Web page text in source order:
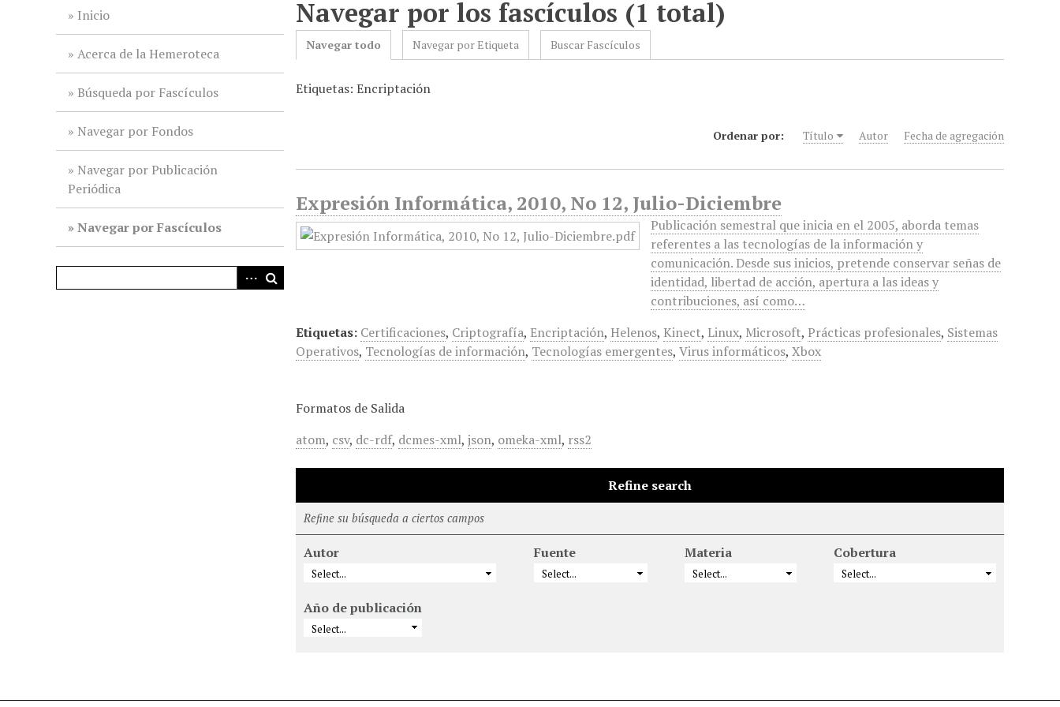
Inicio
Acerca de la Hemeroteca
Búsqueda por Fascículos
Navegar por Fondos
Navegar por Publicación
Periódica
Navegar por Fascículos
Navegar por los fascículos (1 total)
Navegar todo Navegar por Etiqueta Buscar Fascículos
Etiquetas: Encriptación
Ordenar por: Título Autor Fecha de agregación
Expresión Informática, 2010, No 12, Julio-Diciembre
Publicación semestral que inicia en el 2005, aborda temas
referentes a las tecnologías de la información y
comunicación. Desde sus inicios, pretende conservar señas de
identidad, libertad de acción, apertura a las ideas y
contribuciones, así como…
Etiquetas: Certificaciones, Criptografía, Encriptación, Helenos, Kinect, Linux, Microsoft, Prácticas profesionales, Sistemas
Operativos, Tecnologías de información, Tecnologías emergentes,Virus informáticos,Xbox
Formatos de Salida
atom, csv, dc-rdf, dcmes-xml,json, omeka-xml, rss2
Refine search
Refine su búsqueda a ciertos campos
Autor Fuente Materia Cobertura
Año de publicación